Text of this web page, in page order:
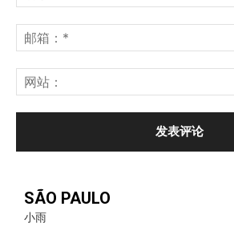
SÃO PAULO
小雨